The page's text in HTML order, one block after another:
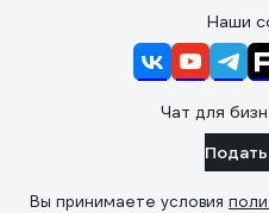
Наши
Чат для
Подать
Вы принимаете условия